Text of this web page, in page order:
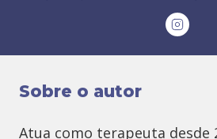
Sobre o autor
Atua como terapeuta desde